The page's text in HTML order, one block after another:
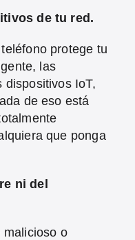
de tu red.
protege tu
las
dispositivos IoT,
de eso está
que ponga
ni del
malicioso o